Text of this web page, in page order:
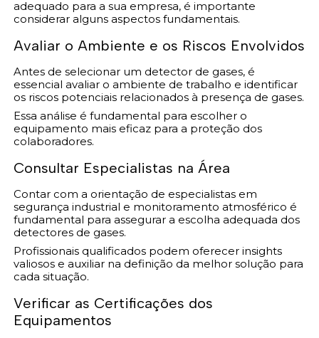
adequado para a sua empresa, é importante
considerar alguns aspectos fundamentais.
Avaliar o Ambiente e os Riscos Envolvidos
Antes de selecionar um detector de gases, é
essencial avaliar o ambiente de trabalho e identificar
os riscos potenciais relacionados à presença de gases.
Essa análise é fundamental para escolher o
equipamento mais eficaz para a proteção dos
colaboradores.
Consultar Especialistas na Área
Contar com a orientação de especialistas em
segurança industrial e monitoramento atmosférico é
fundamental para assegurar a escolha adequada dos
detectores de gases.
Profissionais qualificados podem oferecer insights
valiosos e auxiliar na definição da melhor solução para
cada situação.
Verificar as Certificações dos
Equipamentos